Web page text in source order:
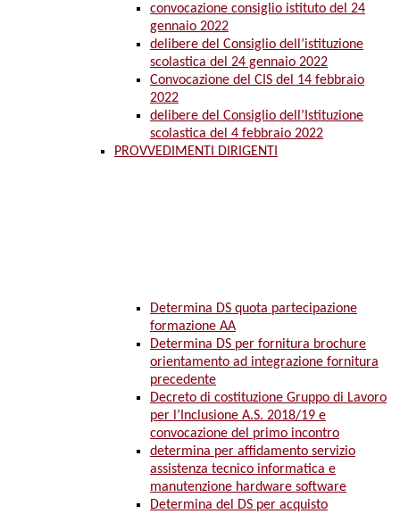
convocazione consiglio istituto del 24
gennaio 2022
delibere del Consiglio dell’istituzione
scolastica del 24 gennaio 2022
Convocazione del CIS del 14 febbraio
2022
delibere del Consiglio dell’Istituzione
scolastica del 4 febbraio 2022
PROVVEDIMENTI DIRIGENTI
Determina DS quota partecipazione
formazione AA
Determina DS per fornitura brochure
orientamento ad integrazione fornitura
precedente
Decreto di costituzione Gruppo di Lavoro
per l’Inclusione A.S. 2018/19 e
convocazione del primo incontro
determina per affidamento servizio
assistenza tecnico informatica e
manutenzione hardware software
Determina del DS per acquisto